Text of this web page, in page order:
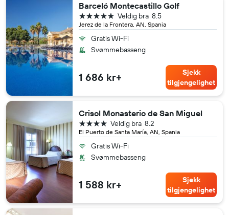
Barceló Montecastillo Golf
Jerez de la Frontera, AN, Spania
8.5
Veldig bra
5 stjerner
Gratis Wi-Fi
Svømmebasseng
1 686 kr+
Sjekk
tilgjengelighet
Crisol Monasterio de San Miguel
El Puerto de Santa María, AN, Spania
8.2
Veldig bra
4 stjerner
Gratis Wi-Fi
Svømmebasseng
1 588 kr+
Sjekk
tilgjengelighet